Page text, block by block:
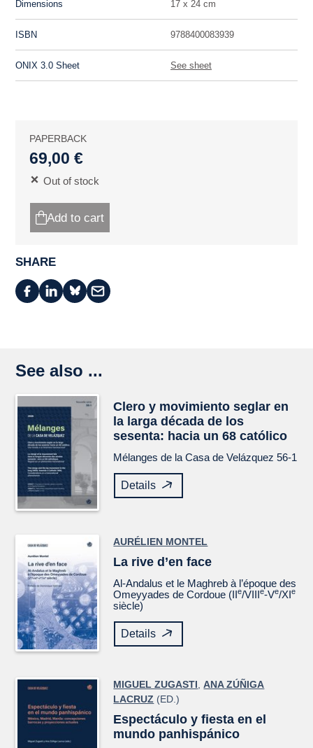
Dimensions 17 x 24 cm
ISBN 9788400083939
ONIX 3.0 Sheet See sheet
PAPERBACK
69,00 €
Out of stock
Add to cart
SHARE
See also ...
Clero y movimiento seglar en
la larga década de los
sesenta: hacia un 68 católico
Mélanges de la Casa de Velázquez 56-1
Details
AURÉLIEN MONTEL
La rive d’en face
Al-Andalus et le Maghreb à l’époque des
Omeyyades de Cordoue (IIe/VIIIe-Ve/XIe
siècle)
Details
MIGUEL ZUGASTI ,ANA ZÚÑIGA
LACRUZ (ED.)
Espectáculo y fiesta en el
mundo panhispánico